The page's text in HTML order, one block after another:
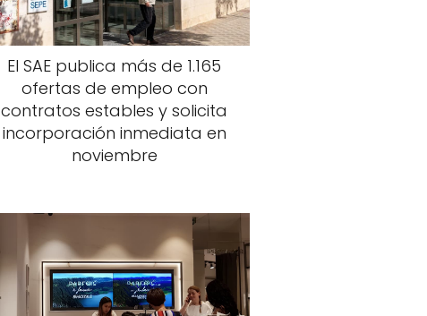
El SAE publica más de 1.165
ofertas de empleo con
contratos estables y solicita
incorporación inmediata en
noviembre